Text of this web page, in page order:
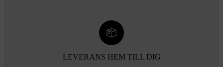
LEVERANS HEM TILL DIG